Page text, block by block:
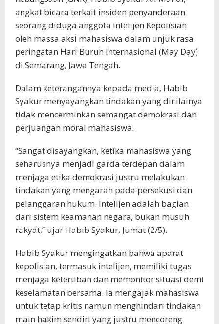
angkat bicara terkait insiden penyanderaan
seorang diduga anggota intelijen Kepolisian
oleh massa aksi mahasiswa dalam unjuk rasa
peringatan Hari Buruh Internasional (May Day)
di Semarang, Jawa Tengah.
Dalam keterangannya kepada media, Habib
Syakur menyayangkan tindakan yang dinilainya
tidak mencerminkan semangat demokrasi dan
perjuangan moral mahasiswa.
“Sangat disayangkan, ketika mahasiswa yang
seharusnya menjadi garda terdepan dalam
menjaga etika demokrasi justru melakukan
tindakan yang mengarah pada persekusi dan
pelanggaran hukum. Intelijen adalah bagian
dari sistem keamanan negara, bukan musuh
rakyat,” ujar Habib Syakur, Jumat (2/5).
Habib Syakur mengingatkan bahwa aparat
kepolisian, termasuk intelijen, memiliki tugas
menjaga ketertiban dan memonitor situasi demi
keselamatan bersama. Ia mengajak mahasiswa
untuk tetap kritis namun menghindari tindakan
main hakim sendiri yang justru mencoreng